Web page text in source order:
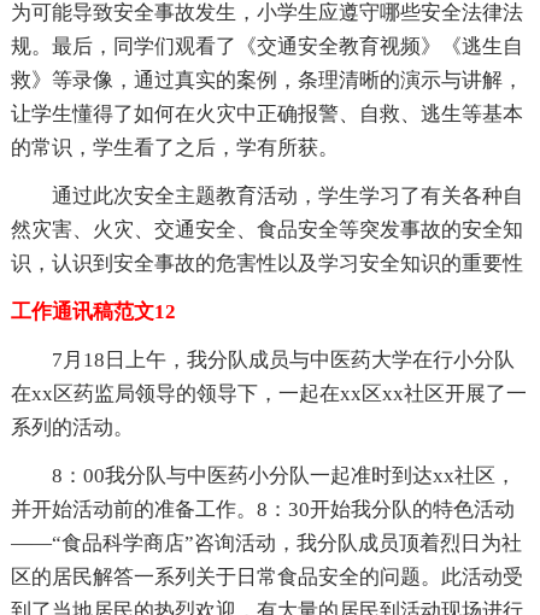
为可能导致安全事故发生，小学生应遵守哪些安全法律法
规。最后，同学们观看了《交通安全教育视频》《逃生自
救》等录像，通过真实的案例，条理清晰的演示与讲解，
让学生懂得了如何在火灾中正确报警、自救、逃生等基本
的常识，学生看了之后，学有所获。
通过此次安全主题教育活动，学生学习了有关各种自
然灾害、火灾、交通安全、食品安全等突发事故的安全知
识，认识到安全事故的危害性以及学习安全知识的重要性
工作通讯稿范文12
7月18日上午，我分队成员与中医药大学在行小分队
在xx区药监局领导的领导下，一起在xx区xx社区开展了一
系列的活动。
8：00我分队与中医药小分队一起准时到达xx社区，
并开始活动前的准备工作。8：30开始我分队的特色活动
——“食品科学商店”咨询活动，我分队成员顶着烈日为社
区的居民解答一系列关于日常食品安全的问题。此活动受